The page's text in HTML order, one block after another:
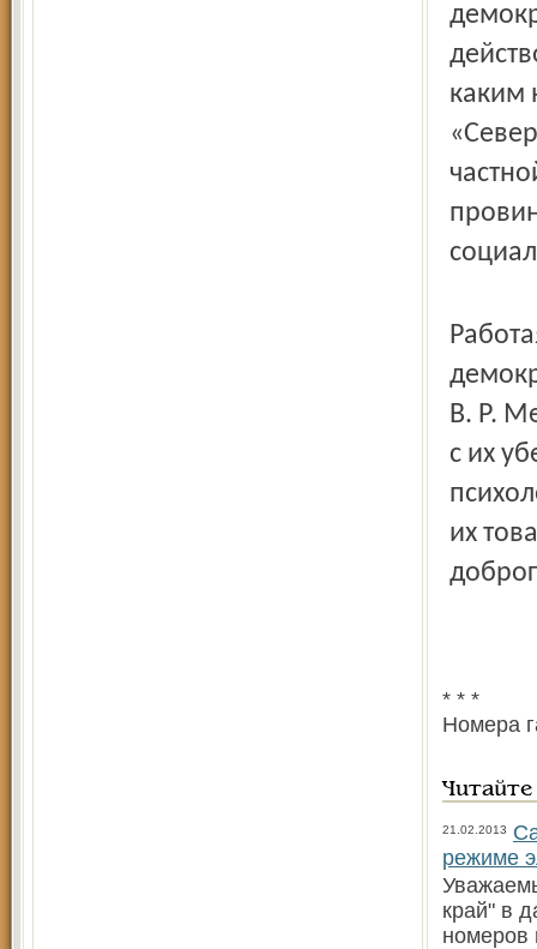
каким
В. Р.
с их
их
* * *
Номера
21.02.2013
режиме
край" в
номеров